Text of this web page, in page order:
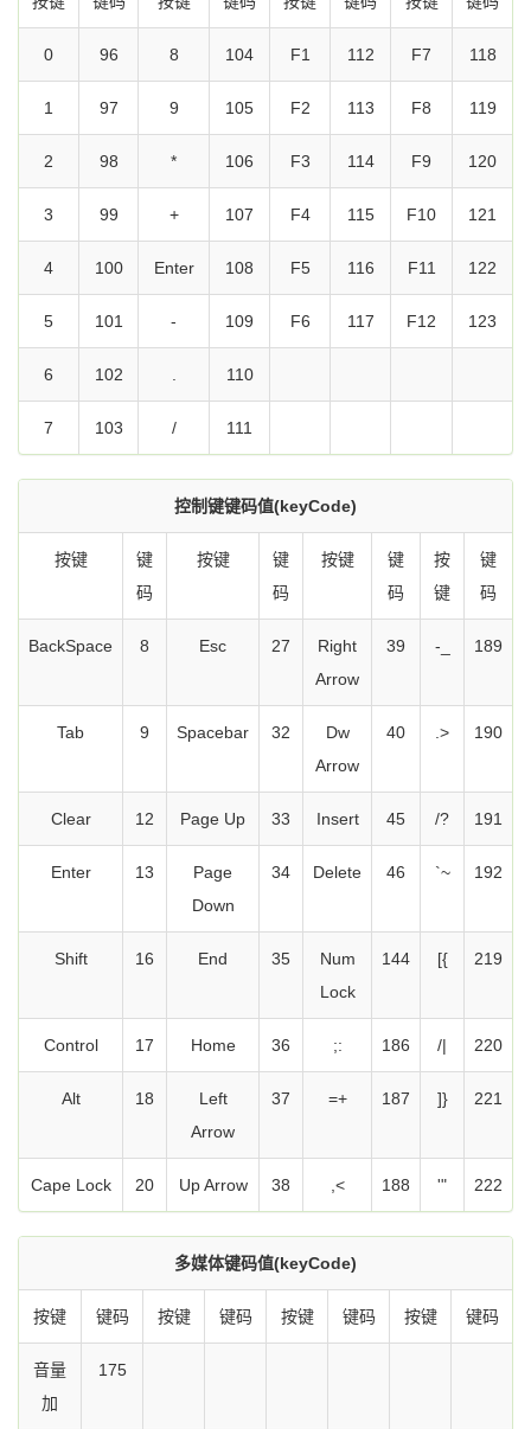
0 96 8 104 F1 112 F7 118
1 97 9 105 F2 113 F8 119
2 98 * 106 F3 114 F9 120
3 99 + 107 F4 115 F10 121
4 100 Enter 108 F5 116 F11 122
5 101 - 109 F6 117 F12 123
6 102 110
7 103 / 111
控制键键码值(keyCode)
按键
键
码
按键
键
码
按键
键
码
按
键
键
码
BackSpace 8 Esc 27
Right
Arrow
39 -_ 189
Tab 9 Spacebar 32
Dw
Arrow
40 .> 190
Clear 12 Page Up 33 Insert 45 /? 191
Enter 13
Page
Down
34 Delete 46 `~ 192
Shift 16 End 35
Num
Lock
144 [{ 219
Control 17 Home 36 ;: 186 /| 220
Alt 18
Left
Arrow
37 =+ 187 ]} 221
Cape Lock 20 Up Arrow 38 ,< 188 '" 222
多媒体键码值(keyCode)
按键 键码 按键 键码 按键 键码 按键 键码
音量
加
175